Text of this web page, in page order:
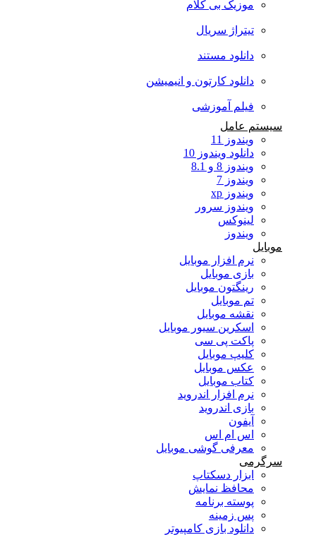
موزیک بی کلام
تیتراژ سریال
دانلود مستند
دانلود کارتون و انیمیشن
فیلم آموزشی
سیستم عامل
ویندوز 11
دانلود ویندوز 10
ویندوز 8 و 8.1
ویندوز 7
ویندوز xp
ویندوز سرور
لینوکس
ویندوز
موبایل
نرم افزار موبایل
بازی موبایل
رینگتون موبایل
تم موبایل
نقشه موبایل
اسکرین سیور موبایل
پاکت پی سی
کلیپ موبایل
عکس موبایل
کتاب موبایل
نرم افزار اندروید
بازی اندروید
آیفون
اس ام اس
معرفی گوشی موبایل
سرگرمی
ابزار دسکتاپ
محافظ نمایش
پوسته برنامه
پس زمینه
دانلود بازی کامپیوتر